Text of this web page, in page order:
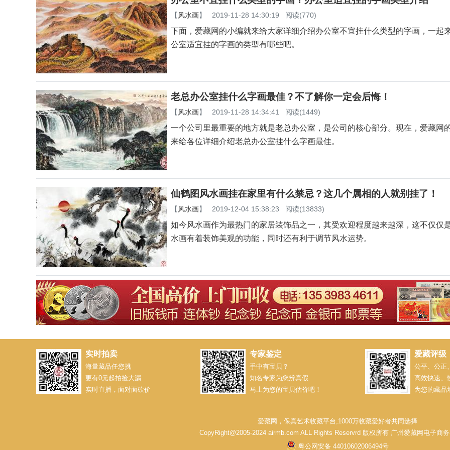
【 风水画】 2019-11-28 14:30:19 阅读(770)
下面，爱藏网的小编就来给大家详细介绍办公室不宜挂什么类型的字画，一起
公室适宜挂的字画的类型有哪些吧。
老总办公室挂什么字画最佳？不了解你一定会后悔！
【 风水画】 2019-11-28 14:34:41 阅读(1449)
一个公司里最重要的地方就是老总办公室，是公司的核心部分。现在，爱藏网
来给各位详细介绍老总办公室挂什么字画最佳。
仙鹤图风水画挂在家里有什么禁忌？这几个属相的人就别挂了！
【 风水画】 2019-12-04 15:38:23 阅读(13833)
如今风水画作为最热门的家居装饰品之一，其受欢迎程度越来越深，这不仅仅
水画有着装饰美观的功能，同时还有利于调节风水运势。
实时拍卖
海量藏品任您挑
更有0元起拍捡大漏
实时直播，面对面砍价
专家鉴定
手中有宝贝？
知名专家为您辨真假
马上为您的宝贝估价吧！
爱藏评级
公平、公正
高效快速、
为您的藏品
爱藏网，保真艺术收藏平台,1000万收藏爱好者共同选择
CopyRight@2005-2024 airmb.com ALL Rights Reservrd 版权所有 广州爱藏网电子商务
粤公网安备 44010602006494号